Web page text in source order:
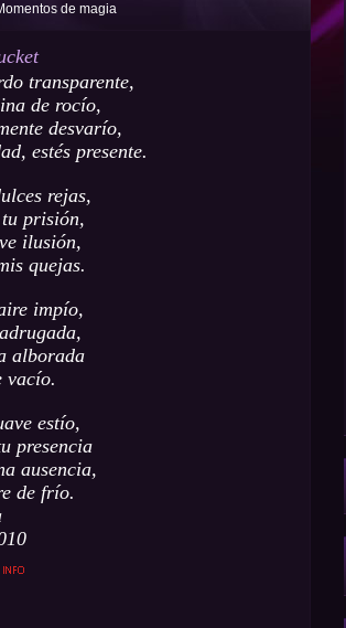
de magia
transparente,
de rocío,
desvarío,
estés presente.
rejas,
prisión,
ilusión,
quejas.
impío,
alborada
vacío.
estío,
presencia
ausencia,
de frío.